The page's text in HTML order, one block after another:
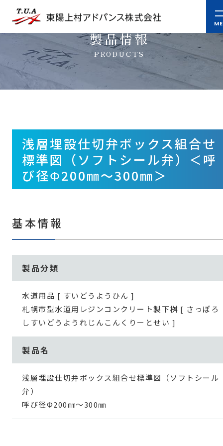
製品情報
PRODUCTS
浅層埋設仕切弁ボックス組合せ
標準図（ソフトシール弁）＜呼
び径Φ200㎜～300㎜＞
基本情報
製品分類
水道用品 [ すいどうようひん ]
札幌市型水道用レジンコンクリート製下桝 [ さっぽろ
しすいどうようれじんこんくりーとせい ]
製品名
浅層埋設仕切弁ボックス組合せ標準図（ソフトシール
弁）
呼び径Φ200㎜～300㎜